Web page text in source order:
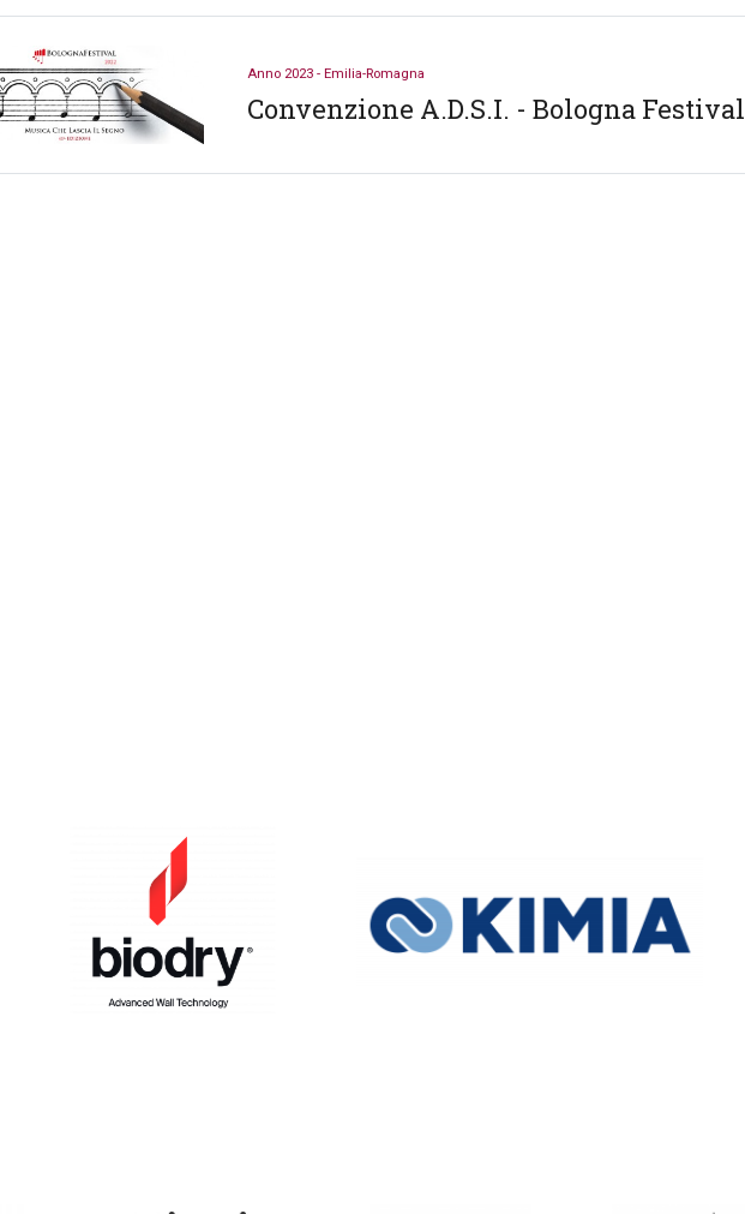
Anno 2023 - Emilia-Romagna
Convenzione A.D.S.I. - Bologna Festival